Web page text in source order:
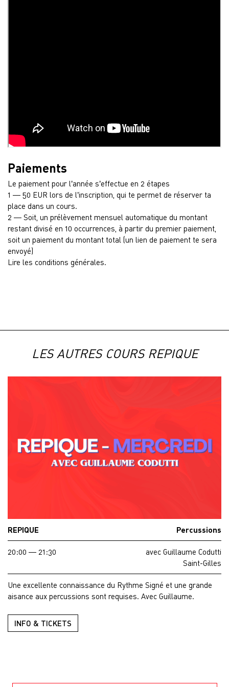
Paiements
Le paiement pour l’année s’effectue en 2 étapes
1 — 50 EUR lors de l’inscription, qui te permet de réserver ta
place dans un cours.
2 — Soit, un prélèvement mensuel automatique du montant
restant divisé en 10 occurrences, à partir du premier paiement,
soit un paiement du montant total (un lien de paiement te sera
envoyé)
Lire les conditions générales.
LES AUTRES COURS REPIQUE
REPIQUE Percussions
20:00 — 21:30
avec Guillaume Codutti
Saint-Gilles
Une excellente connaissance du Rythme Signé et une grande
aisance aux percussions sont requises. Avec Guillaume.
INFO & TICKETS